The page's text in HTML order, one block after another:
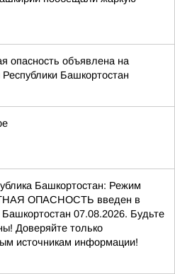
опасность объявлена на
Республики Башкортостан
Башкортостан: Режим
ОПАСНОСТЬ введен в
Башкортостан 07.08.2026. Будьте
Доверяйте только
источникам информации!